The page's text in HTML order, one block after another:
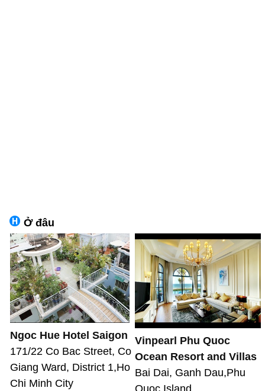
Ở đâu
Ngoc Hue Hotel Saigon
171/22 Co Bac Street, Co
Giang Ward, District 1,Ho
Chi Minh City
Vinpearl Phu Quoc
Ocean Resort and Villas
Bai Dai, Ganh Dau,Phu
Quoc Island